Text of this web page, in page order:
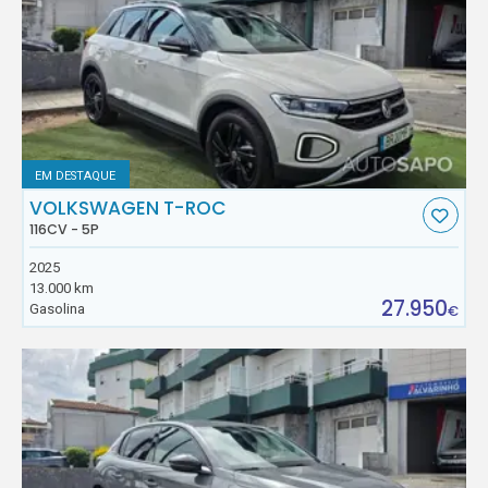
EM DESTAQUE
VOLKSWAGEN T-ROC
116CV - 5P
2025
13.000 km
Gasolina
27.950€